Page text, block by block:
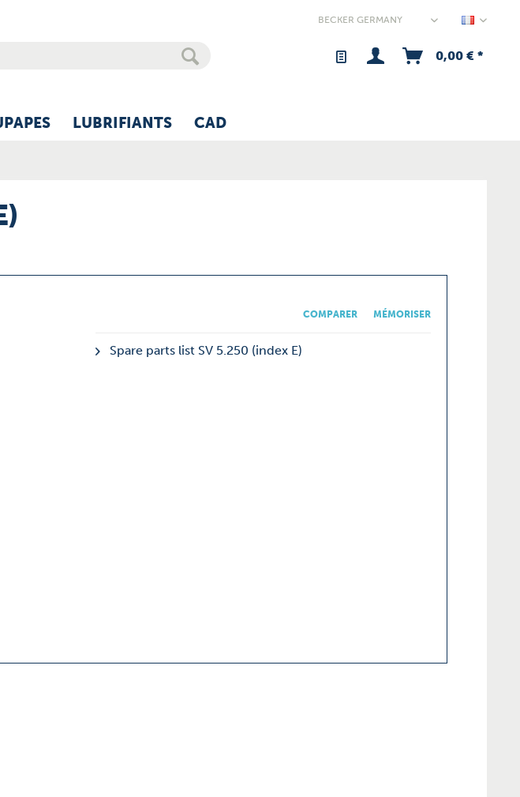
0,00 € *
LUBRIFIANTS CAD
COMPARER MÉMORISER
Spare parts list SV 5.250 (index E)